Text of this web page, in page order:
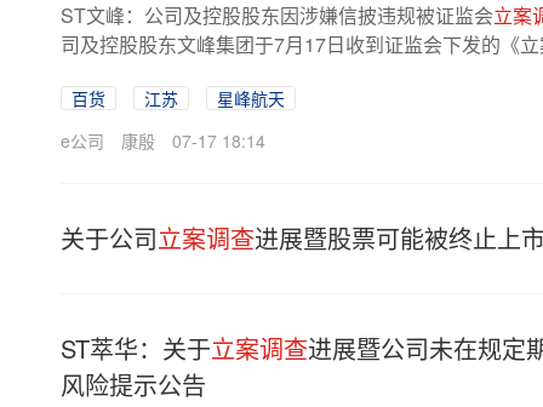
ST文峰：公司及控股股东因涉嫌信披违规被证监会立案
司及控股股东文峰集团于7月17日收到证监会下发的《
百货 江苏
星峰航天
e公司
康殷 07-17 18:14
关于公司立案调查进展暨股票可能被终止上
ST萃华：关于立案调查进展暨公司未在规定
风险提示公告